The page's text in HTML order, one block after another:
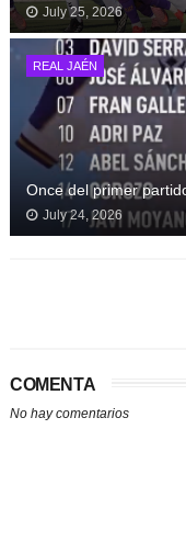
July 25, 2026
REAL JAÉN
Once del primer
July 24, 2026
COMENTA
No hay comentarios